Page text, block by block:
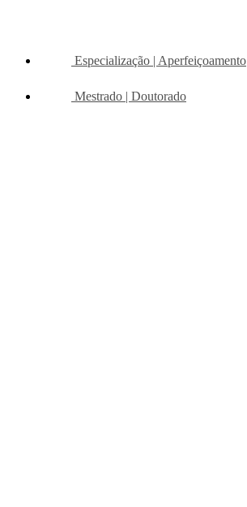
Especialização | Aperfeiçoamento
Mestrado | Doutorado